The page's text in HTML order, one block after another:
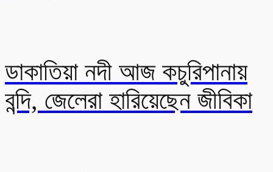
ডাকাতিয়া নদী আজ কচুরিপানায়
বন্দি, জেলেরা হারিয়েছেন জীবিকা